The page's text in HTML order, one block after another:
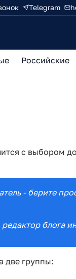
Telegram
Российские
с выбором
- берите
редактор блога
две группы: